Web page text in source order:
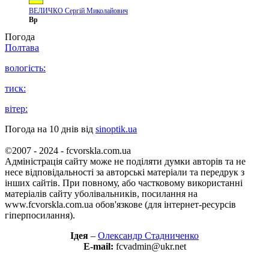
ВЕЛИЧКО Сергій Миколайович
Вр
Погода
Полтава
вологість:
тиск:
вітер:
Погода на 10 днів від sinoptik.ua
©2007 - 2024 - fcvorskla.com.ua
Адміністрація сайту може не поділяти думки авторів та не
несе відповідальності за авторські матеріали та передрук з
інших сайтів. При повному, або частковому використанні
матеріалів сайту уболівальників, посилання на
www.fcvorskla.com.ua обов'язкове (для інтернет-ресурсів
гіперпосилання).
Ідея – Олександр Стадниченко
E-mail: fcvadmin@ukr.net